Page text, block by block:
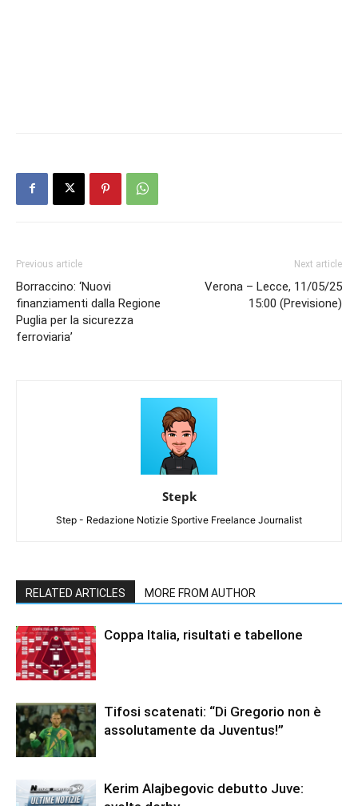
Previous article
Borraccino: ‘Nuovi
finanziamenti dalla Regione
Puglia per la sicurezza
ferroviaria’
Next article
Verona – Lecce, 11/05/25
15:00 (Previsione)
Stepk
Step - Redazione Notizie Sportive Freelance Journalist
RELATED ARTICLES MORE FROM AUTHOR
Coppa Italia, risultati e tabellone
Tifosi scatenati: “Di Gregorio non è
assolutamente da Juventus!”
Kerim Alajbegovic debutto Juve: